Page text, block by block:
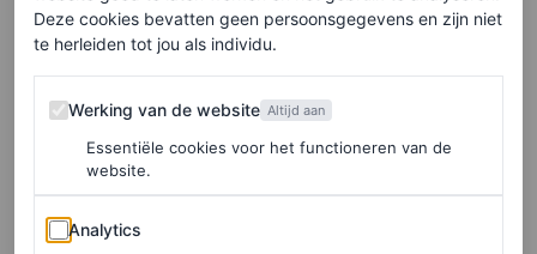
kregen de overhand. Er was geen tijd om rust te nemen,
ik voelde me verplicht om zo snel mogelijk ‘normaal’ te
worden.
Jezelf zijn
Deze cookies bevatten geen persoonsgegevens en zijn niet
te herleiden tot jou als individu.
Werking van de website
Werking van de website Altijd aan
Essentiële cookies voor het functioneren van de
website.
Analytics
Analytics